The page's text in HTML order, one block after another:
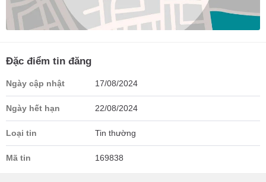
Đặc điểm tin đăng
Ngày cập nhật 17/08/2024
Ngày hết hạn 22/08/2024
Loại tin Tin thường
Mã tin 169838